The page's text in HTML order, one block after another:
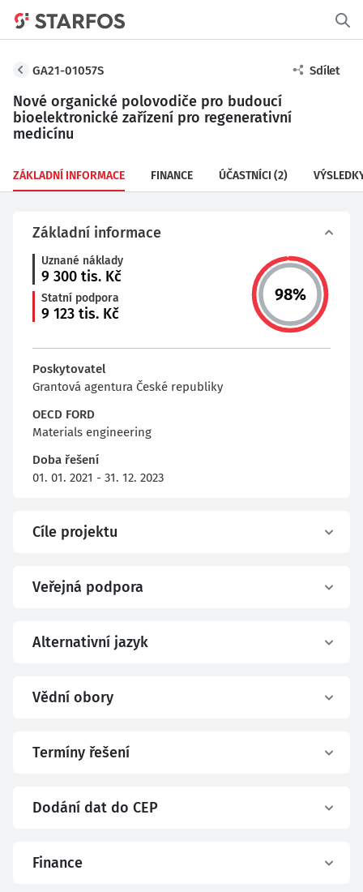
GA21-01057S Sdílet
Nové organické polovodiče pro budoucí
bioelektronické zařízení pro regenerativní
medicínu
ZÁKLADNÍ INFORMACE FINANCE ÚČASTNÍCI (2)
Základní informace
Uznané náklady
9 300 tis. Kč
Statní podpora
9 123 tis. Kč
98%
Poskytovatel
Grantová agentura České republiky
OECD FORD
Materials engineering
Doba řešení
01. 01. 2021 - 31. 12. 2023
Cíle projektu
Veřejná podpora
Alternativní jazyk
Vědní obory
Termíny řešení
Dodání dat do CEP
Finance